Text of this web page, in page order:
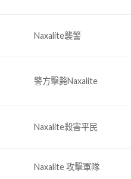
Naxalite襲警
警方擊斃Naxalite
Naxalite殺害平民
Naxalite 攻擊軍隊